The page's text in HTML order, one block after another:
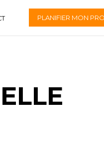
PLANIFIER MON